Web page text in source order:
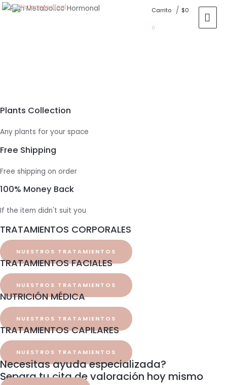
Carrito / $0
0
Plants Collection
Any plants for your space
Free Shipping
Free shipping on order
100% Money Back
If the item didn't suit you
TRATAMIENTOS CORPORALES
NUESTROS TRATAMIENTOS
TRATAMIENTOS FACIALES
NUESTROS TRATAMIENTOS
NUTRICIÓN MÉDICA
NUESTROS TRATAMIENTOS
TRATAMIENTOS CAPILARES
NUESTROS TRATAMIENTOS
Necesitas ayuda especializada?
Separa tu cita de valoración hoy mismo